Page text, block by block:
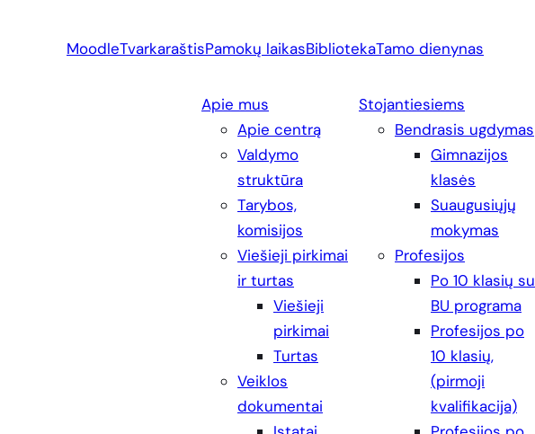
MoodleTvarkaraštisPamokų laikasBibliotekaTamo dienynas
Apie mus
Apie centrą
Valdymo
struktūra
Tarybos,
komisijos
Viešieji pirkimai
ir turtas
Viešieji
pirkimai
Turtas
Veiklos
dokumentai
Stojantiesiems
Bendrasis ugdymas
Gimnazijos
klasės
Suaugusiųjų
mokymas
Profesijos
Po 10 klasių su
BU programa
Profesijos po
10 klasių,
(pirmoji
kvalifikacija)